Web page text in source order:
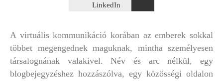
LinkedIn
A virtuális kommunikáció korában az emberek sokkal
többet megengednek maguknak, mintha személyesen
társalognának valakivel. Név és arc nélkül, egy
blogbejegyzéshez hozzászólva, egy közösségi oldalon